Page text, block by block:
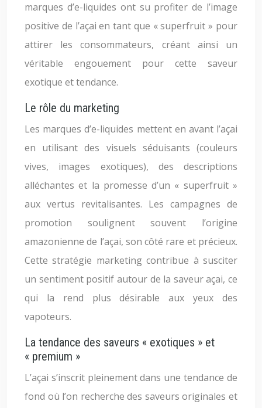
marques d’e-liquides ont su profiter de l’image
positive de l’açai en tant que « superfruit » pour
attirer les consommateurs, créant ainsi un
véritable engouement pour cette saveur
exotique et tendance.
Le rôle du marketing
Les marques d’e-liquides mettent en avant l’açai
en utilisant des visuels séduisants (couleurs
vives, images exotiques), des descriptions
alléchantes et la promesse d’un « superfruit »
aux vertus revitalisantes. Les campagnes de
promotion soulignent souvent l’origine
amazonienne de l’açai, son côté rare et précieux.
Cette stratégie marketing contribue à susciter
un sentiment positif autour de la saveur açai, ce
qui la rend plus désirable aux yeux des
vapoteurs.
La tendance des saveurs « exotiques » et
« premium »
L’açai s’inscrit pleinement dans une tendance de
fond où l’on recherche des saveurs originales et